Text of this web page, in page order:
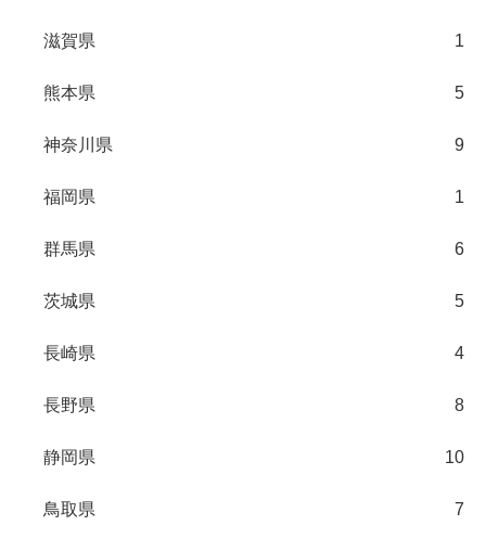
滋賀県 1
熊本県 5
神奈川県 9
福岡県 1
群馬県 6
茨城県 5
長崎県 4
長野県 8
静岡県 10
鳥取県 7